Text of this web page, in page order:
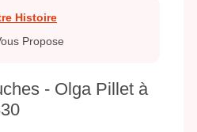
Histoire
Propose
- Olga Pillet à